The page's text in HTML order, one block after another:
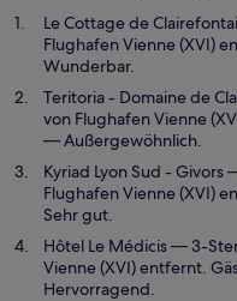
Le Cottage de
Flughafen Vienne (XVI)
Wunderbar.
Teritoria - Domaine de
von Flughafen Vienne
— Außergewöhnlich.
Kyriad Lyon Sud - Givors
Flughafen Vienne (XVI)
Sehr gut.
Hôtel Le Médicis— 3-
Vienne (XVI) entfernt.
Hervorragend.